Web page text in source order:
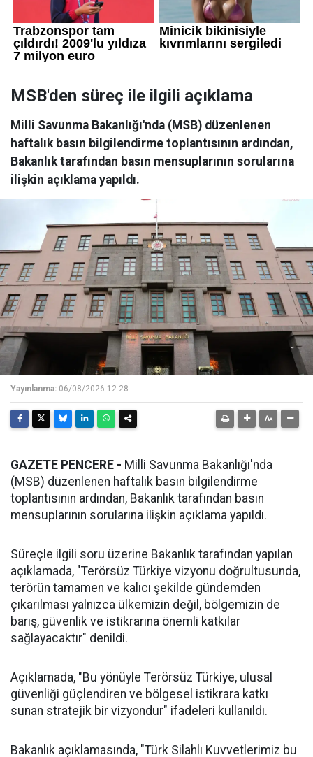
MSB'den süreç ile ilgili açıklama
Milli Savunma Bakanlığı'nda (MSB) düzenlenen
haftalık basın bilgilendirme toplantısının ardından,
Bakanlık tarafından basın mensuplarının sorularına
ilişkin açıklama yapıldı.
Yayınlanma: 06/08/2026 12:28
GAZETE PENCERE - Milli Savunma Bakanlığı'nda
(MSB) düzenlenen haftalık basın bilgilendirme
toplantısının ardından, Bakanlık tarafından basın
mensuplarının sorularına ilişkin açıklama yapıldı.
Süreçle ilgili soru üzerine Bakanlık tarafından yapılan
açıklamada, "Terörsüz Türkiye vizyonu doğrultusunda,
terörün tamamen ve kalıcı şekilde gündemden
çıkarılması yalnızca ülkemizin değil, bölgemizin de
barış, güvenlik ve istikrarına önemli katkılar
sağlayacaktır" denildi.
Açıklamada, "Bu yönüyle Terörsüz Türkiye, ulusal
güvenliği güçlendiren ve bölgesel istikrara katkı
sunan stratejik bir vizyondur" ifadeleri kullanıldı.
Bakanlık açıklamasında, "Türk Silahlı Kuvvetlerimiz bu